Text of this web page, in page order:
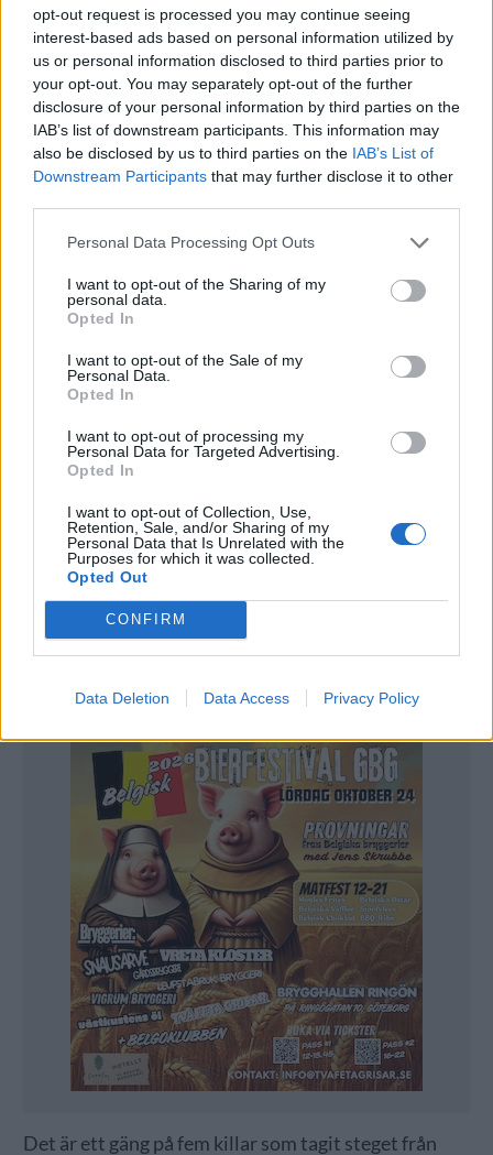
opt-out request is processed you may continue seeing
interest-based ads based on personal information utilized by
us or personal information disclosed to third parties prior to
your opt-out. You may separately opt-out of the further
disclosure of your personal information by third parties on the
IAB’s list of downstream participants. This information may
also be disclosed by us to third parties on the IAB’s List of
Downstream Participants that may further disclose it to other
Personal Data Processing Opt Outs
I want to opt-out of the Sharing of my
personal data.
Opted In
I want to opt-out of the Sale of my
Personal Data.
Opted In
I want to opt-out of processing my
Personal Data for Targeted Advertising.
Opted In
I want to opt-out of Collection, Use,
Retention, Sale, and/or Sharing of my
Personal Data that Is Unrelated with the
Purposes for which it was collected.
Opted Out
CONFIRM
Data Deletion Data Access Privacy Policy
Första ölen nära för
Karlskogabryggare
Publicerat 2017-02-12
BRYGGERIER
Ericsson och Mathias Finnström är tre av personerna i
satsningen.Foto:Privat.
Ett större bryggverk är inköpt och en trappa ner
finns en pub som vill ha deras öl. Nu är Karlskoga
Det är ett gäng på fem killar som tagit steget från